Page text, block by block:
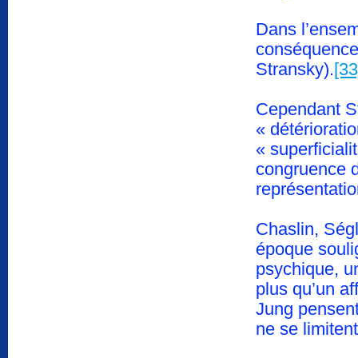
Dans
Stransky).
Cependant
«
«
congruence
Chaslin,
époque
psychique,
plus qu’un
Jung
ne se